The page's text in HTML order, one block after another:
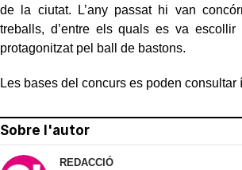
de la ciutat. L’any passat hi van
treballs, d’entre els quals es va
protagonitzat pel ball de bastons.
Les bases del concurs es poden consultar
Sobre l'autor
REDACCIÓ